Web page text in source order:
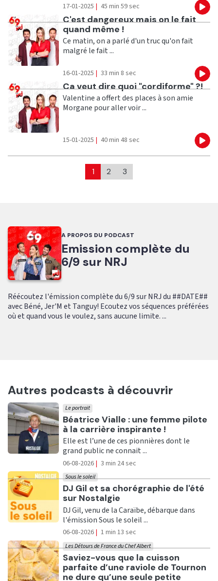
17-01-2025 | 45 min 59 sec
Ecouter
C'est dangereux mais on le fait
quand même !
Ce matin, on a parlé d'un truc qu'on fait
malgré le fait ...
16-01-2025 | 33 min 8 sec
Ecouter
Ca veut dire quoi "cordiforme" ?!
Valentine a offert des places à son amie
Morgane pour aller voir ...
15-01-2025 | 40 min 48 sec
1 2 3
A PROPOS DU PODCAST
Emission complète du
6/9 sur NRJ
Réécoutez l'émission complète du 6/9 sur NRJ du ##DATE##
avec Béné, Jer'M et Tanguy! Ecoutez vos séquences préférées
où et quand vous le voulez, sans aucune limite. ...
Autres podcasts à découvrir
Ecouter
Béatrice Vialle : une femme pilote
à la carrière inspirante !
Le portrait
Elle est l’une de ces pionnières dont le
grand public ne connait ...
06-08-2026 | 3 min 24 sec
Ecouter
DJ Gil et sa chorégraphie de l'été
sur Nostalgie
Sous le soleil
DJ Gil, venu de la Caraïbe, débarque dans
l'émission Sous le soleil ...
06-08-2026 | 1 min 13 sec
Ecouter
Saviez-vous que la cuisson
parfaite d’une raviole de Tournon
ne dure qu’une seule petite
Les Détours de France du Chef Albert